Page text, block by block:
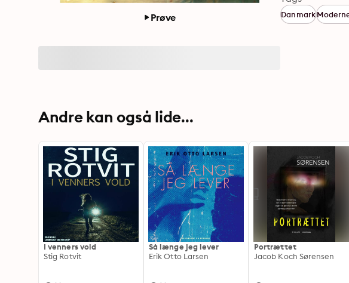
Prøve Danmark
Andre kan også lide...
I venners vold
Stig Rotvit
Så længe jeg lever
Erik Otto Larsen
Portrættet
Jacob Koch Sørensen